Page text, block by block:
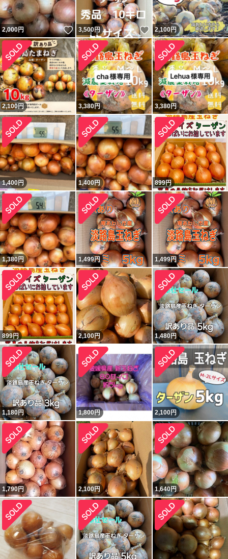
2,000円 いいね！
3,500円 いいね！
2,100円
2,100円 3,380円 3,380円
1,400円 1,400円 899円
1,380円 1,499円 1,499円
899円 2,100円 1,480円
1,180円 1,800円 2,100円
1,790円 2,100円 1,640円